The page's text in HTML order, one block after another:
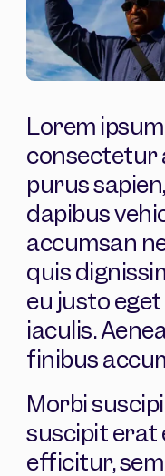
Lorem
consectetur
purus
dapibus
accumsan
quis
eu justo
iaculis.
finibus
Morbi
suscipit erat
efficitur,